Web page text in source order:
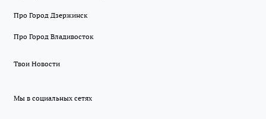
Про Город Дзержинск
Про Город Владивосток
Твои Новости
Мы в социальных сетях